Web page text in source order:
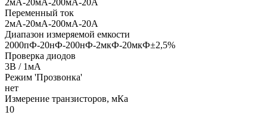
Переменный ток
2мА-20мА-200мА-20А
Диапазон измеряемой емкости
2000пФ-20нФ-200нФ-2мкФ-20мкФ±2,5%
Проверка диодов
3В / 1мА
Режим 'Прозвонка'
нет
Измерение транзисторов, мКа
10